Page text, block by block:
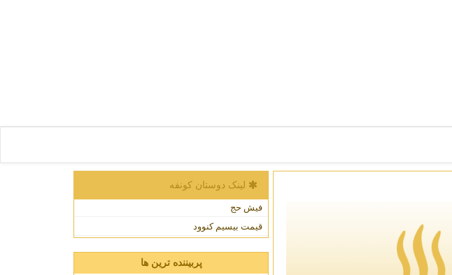
لینک دوستان كونفه
فیش حج
قیمت بیسیم کنوود
پربیننده ترین ها